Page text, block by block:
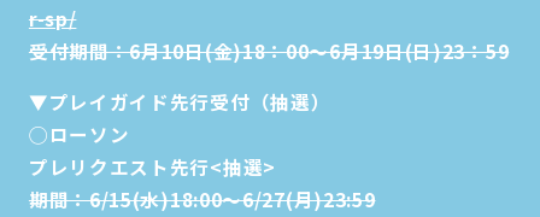
r-sp/
受付期間：6月10日(金)18：00～6月19日(日)23：59
▼プレイガイド先行受付（抽選）
◯ローソン
プレリクエスト先行<抽選>
期間：6/15(水)18:00～6/27(月)23:59